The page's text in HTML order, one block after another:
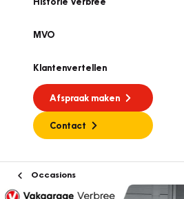
MVO
Klantenvertellen
Afspraak maken
Contact
Occasions